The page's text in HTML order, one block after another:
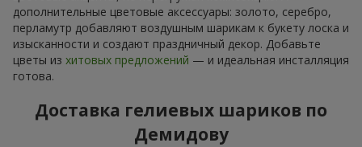
дополнительные цветовые аксессуары: золото, серебро,
перламутр добавляют воздушным шарикам к букету лоска и
изысканности и создают праздничный декор. Добавьте
цветы из хитовых предложений — и идеальная инсталляция
готова.
Доставка гелиевых шариков по
Демидову